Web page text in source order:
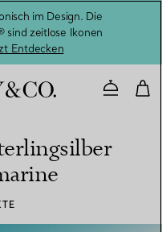
im Design. Die
sind zeitlose Ikonen
Entdecken